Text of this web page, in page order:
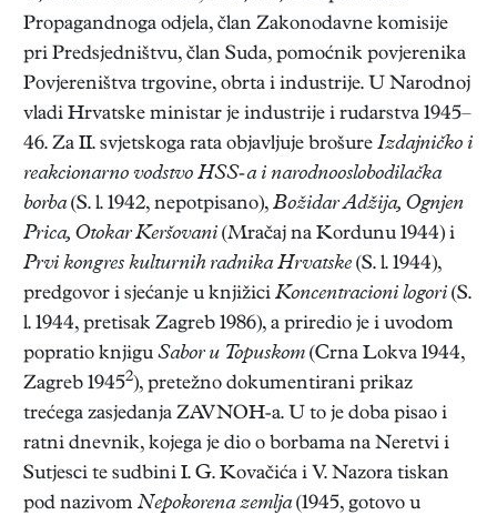
Propagandnoga odjela, član Zakonodavne komisije
pri Predsjedništvu, član Suda, pomoćnik povjerenika
Povjereništva trgovine, obrta i industrije. U Narodnoj
vladi Hrvatske ministar je industrije i rudarstva 1945–
46. Za II. svjetskoga rata objavljuje brošure Izdajničko i
reakcionarno vodstvo HSS-a i narodnooslobodilačka
borba(S. l. 1942, nepotpisano), Božidar Adžija, Ognjen
Prica, Otokar Keršovani (Mračaj na Kordunu 1944) i
Prvi kongres kulturnih radnika Hrvatske (S. l. 1944),
predgovor i sjećanje u knjižici Koncentracioni logori (S.
l. 1944, pretisak Zagreb 1986), a priredio je i uvodom
popratio knjigu Sabor u Topuskom (Crna Lokva 1944,
Zagreb 19452), pretežno dokumentirani prikaz
trećega zasjedanja ZAVNOH-a. U to je doba pisao i
ratni dnevnik, kojega je dio o borbama na Neretvi i
Sutjesci te sudbini I. G. Kovačića i V. Nazora tiskan
pod nazivom Nepokorena zemlja(1945, gotovo u